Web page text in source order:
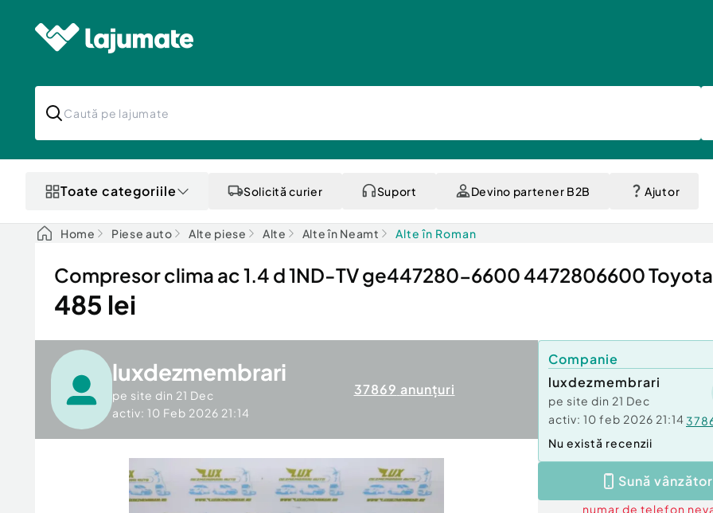
Toate categoriile Solicită curier Suport Devino partener B2B Ajutor
Home Piese auto Alte piese Alte Alte în Neamt Alte în Roman
Compresor clima ac 1.4 d 1ND-TV ge447280-6600 4472806600 Toyota
485 lei
luxdezmembrari
pe site din 21 Dec
activ: 10 Feb 2026 21:14
37869 anunțuri
Companie
luxdezmembrari
pe site din 21 Dec
activ: 10 feb 2026 21:14
Nu există recenzii
Sună
numar de telefon